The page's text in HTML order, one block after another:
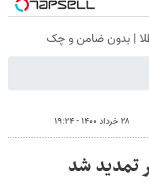
۲۸ خرداد ۱۴۰۰ - ۱۹:۲۴
تمدید شد